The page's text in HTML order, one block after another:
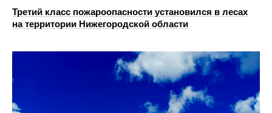
Третий класс пожароопасности установился в лесах
на территории Нижегородской области